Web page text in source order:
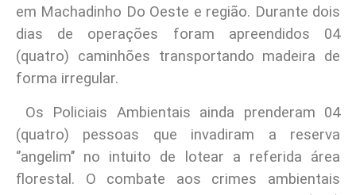
em Machadinho Do Oeste e região. Durante dois
dias de operações foram apreendidos 04
(quatro) caminhões transportando madeira de
forma irregular.
Os Policiais Ambientais ainda prenderam 04
(quatro) pessoas que invadiram a reserva
‘’angelim’’ no intuito de lotear a referida área
florestal. O combate aos crimes ambientais